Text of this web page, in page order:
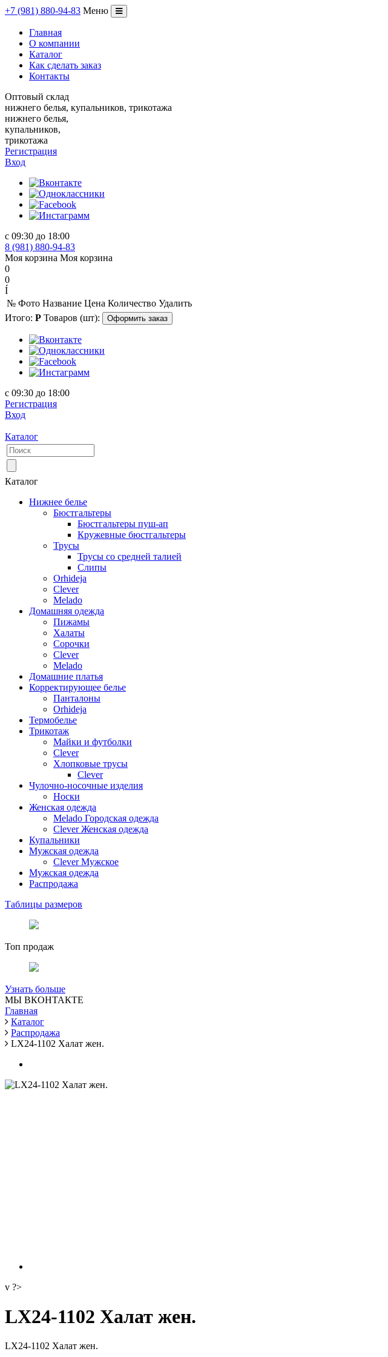
+7 (981) 880-94-83 Меню
Переключение
навигации
Главная
О компании
Каталог
Как сделать заказ
Контакты
Оптовый склад
нижнего белья, купальников, трикотажа
нижнего белья,
купальников,
трикотажа
Регистрация
Вход
с 09:30 до 18:00
8 (981) 880-94-83
Моя корзина Моя корзина
0
0
Í
№ Фото Название Цена Количество Удалить
Итого: Р Товаров (шт): Оформить заказ
с 09:30 до 18:00
Регистрация
Вход
Каталог
Каталог
Нижнее белье
Бюстгальтеры
Бюстгальтеры пуш-ап
Кружевные бюстгальтеры
Трусы
Трусы со средней талией
Слипы
Orhideja
Clever
Melado
Домашняя одежда
Пижамы
Халаты
Сорочки
Clever
Melado
Домашние платья
Корректирующее белье
Панталоны
Orhideja
Термобелье
Трикотаж
Майки и футболки
Clever
Хлопковые трусы
Clever
Чулочно-носочные изделия
Носки
Женская одежда
Melado Городская одежда
Clever Женская одежда
Купальники
Мужская одежда
Clever Мужское
Мужская одежда
Распродажа
Таблицы размеров
Топ продаж
Узнать больше
МЫ ВКОНТАКТЕ
Главная
Каталог
Распродажа
LX24-1102 Халат жен.
v ?>
LX24-1102 Халат жен.
LX24-1102 Халат жен.